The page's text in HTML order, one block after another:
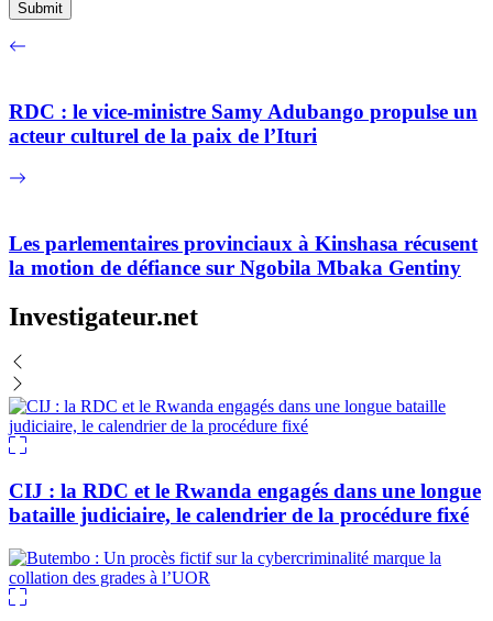
RDC : le vice-ministre Samy Adubango propulse un
acteur culturel de la paix de l’Ituri
Les parlementaires provinciaux à Kinshasa récusent
la motion de défiance sur Ngobila Mbaka Gentiny
Investigateur.net
CIJ : la RDC et le Rwanda engagés dans une longue
bataille judiciaire, le calendrier de la procédure fixé